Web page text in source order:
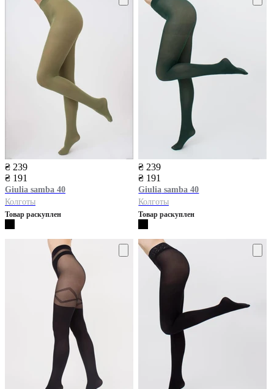
₴ 239
₴ 191
Giulia samba 40
Колготы
Товар раскуплен
₴ 239
₴ 191
Giulia samba 40
Колготы
Товар раскуплен